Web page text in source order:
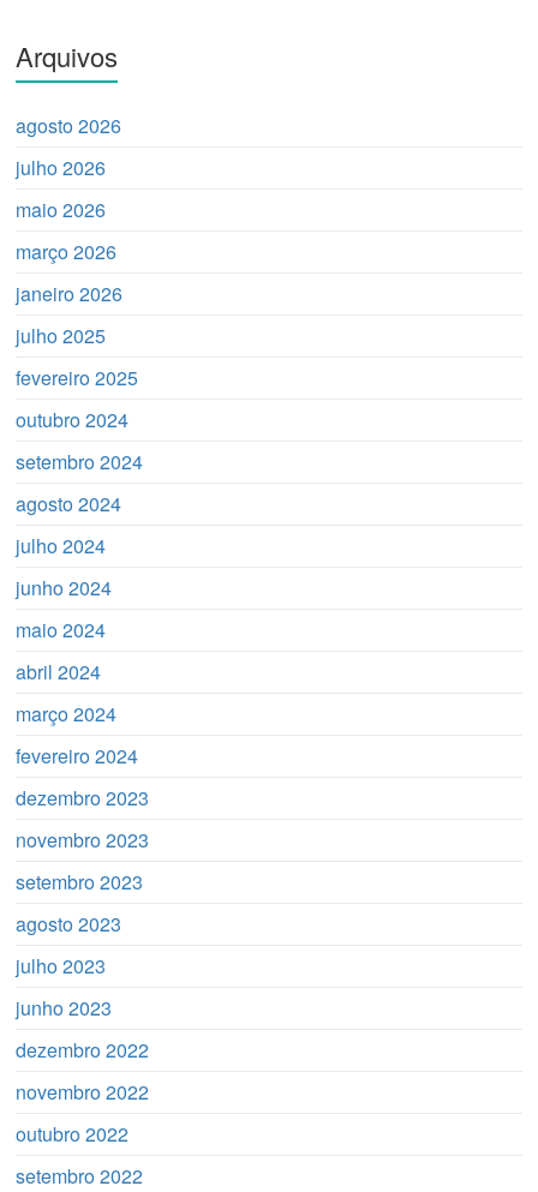
Arquivos
agosto 2026
julho 2026
maio 2026
março 2026
janeiro 2026
julho 2025
fevereiro 2025
outubro 2024
setembro 2024
agosto 2024
julho 2024
junho 2024
maio 2024
abril 2024
março 2024
fevereiro 2024
dezembro 2023
novembro 2023
setembro 2023
agosto 2023
julho 2023
junho 2023
dezembro 2022
novembro 2022
outubro 2022
setembro 2022